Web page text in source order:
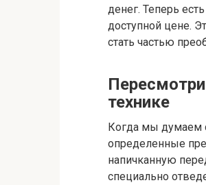
денег. Теперь
доступной цене.
стать частью
технике
Когда мы думаем
определенные
напичканную
специально